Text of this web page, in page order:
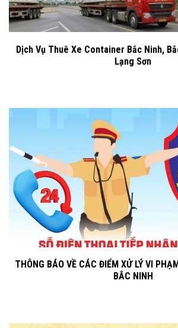
Dịch Vụ Thuê Xe Container Bắc Ninh,
Lạng Sơn
THÔNG BÁO VỀ CÁC ĐIỂM XỬ LÝ VI
BẮC NINH